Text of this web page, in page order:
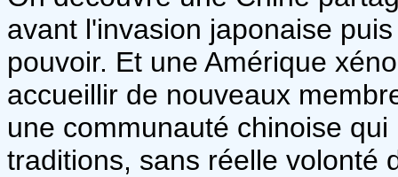
avant l'invasion japonaise
pouvoir. Et une Amérique
accueillir de nouveaux
une communauté chinoise
traditions, sans réelle volonté